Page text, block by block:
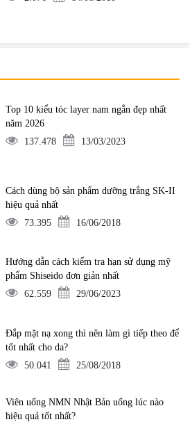
Top 10 kiểu tóc layer nam ngắn đẹp nhất
năm 2026
137.478
13/03/2023
Cách dùng bộ sản phẩm dưỡng trắng SK-II
hiệu quả nhất
73.395
16/06/2018
Hướng dẫn cách kiểm tra hạn sử dụng mỹ
phẩm Shiseido đơn giản nhất
62.559
29/06/2023
Đắp mặt nạ xong thì nên làm gì tiếp theo để
tốt nhất cho da?
50.041
25/08/2018
Viên uống NMN Nhật Bản uống lúc nào
hiệu quả tốt nhất?